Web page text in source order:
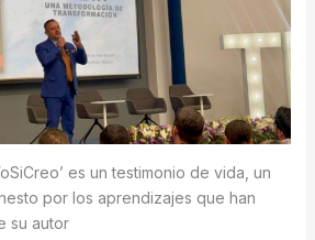
es un testimonio de vida, un
por los aprendizajes que han
su autor